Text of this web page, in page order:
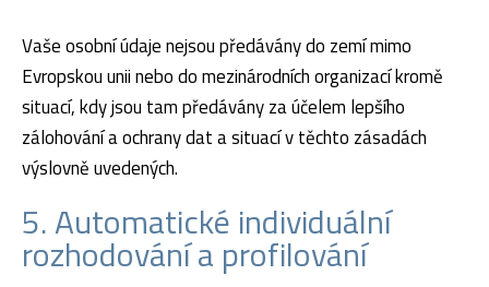
Vaše osobní údaje nejsou předávány do zemí mimo
Evropskou unii nebo do mezinárodních organizací kromě
situací, kdy jsou tam předávány za účelem lepšího
zálohování a ochrany dat a situací v těchto zásadách
výslovně uvedených.
5. Automatické individuální
rozhodování a profilování